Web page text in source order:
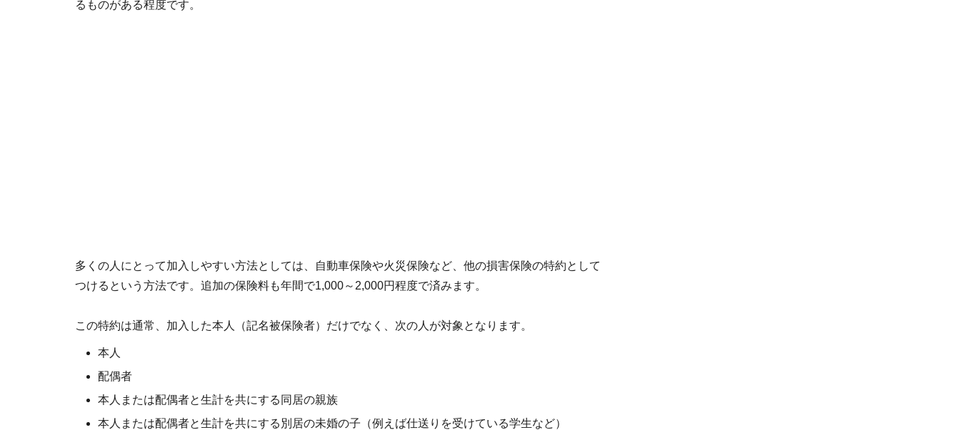
るものがある程度です。
多くの人にとって加入しやすい方法としては、自動車保険や火災保険など、他の損害保険の特約として
つけるという方法です。追加の保険料も年間で1,000～2,000円程度で済みます。
この特約は通常、加入した本人（記名被保険者）だけでなく、次の人が対象となります。
本人
配偶者
本人または配偶者と生計を共にする同居の親族
本人または配偶者と生計を共にする別居の未婚の子（例えば仕送りを受けている学生など）